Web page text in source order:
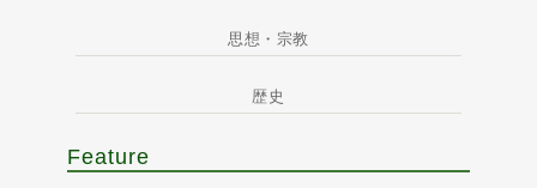
思想・宗教
歴史
Feature